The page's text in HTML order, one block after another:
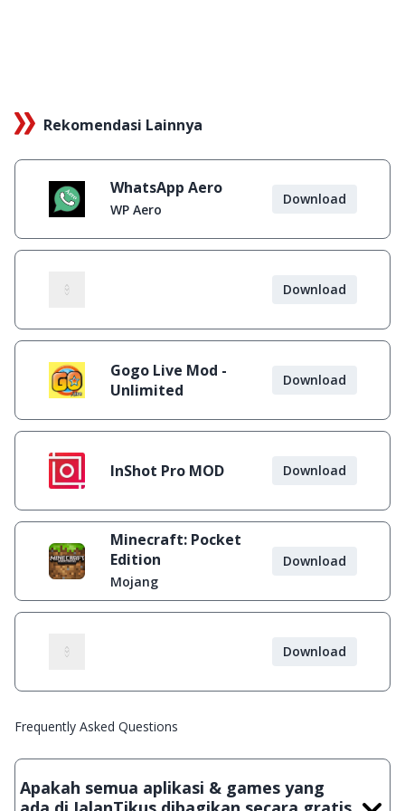
Rekomendasi Lainnya
WhatsApp Aero
WP Aero
Download
Download
Gogo Live Mod -
Unlimited
Download
InShot Pro MOD Download
Minecraft: Pocket
Edition
Mojang
Download
Download
Frequently Asked Questions
Apakah semua aplikasi & games yang